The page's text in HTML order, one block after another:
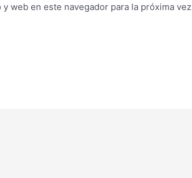
web en este navegador para la próxima vez